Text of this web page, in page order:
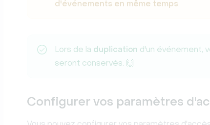
d'événements en même temps.
Lors de la duplication d'un événement,
seront conservés. 🙌
Configurer vos paramètres